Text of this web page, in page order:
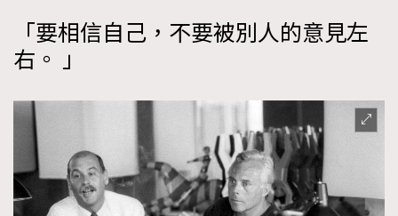
「要相信自己，不要被別人的意見左
右。 」